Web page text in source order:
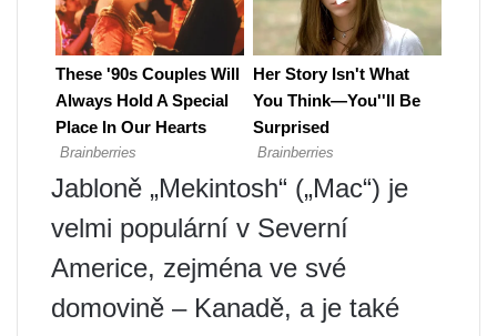
Jabloně „Mekintosh“ („Mac“) je
velmi populární v Severní
Americe, zejména ve své
domovině – Kanadě, a je také